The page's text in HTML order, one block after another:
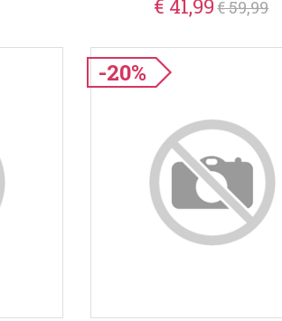
€ 41,99€ 59,99
-20%